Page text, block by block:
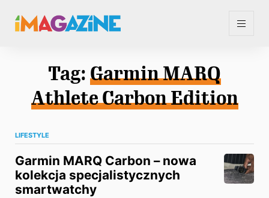
Tag: Garmin MARQ
Athlete Carbon Edition
LIFESTYLE
Garmin MARQ Carbon – nowa
kolekcja specjalistycznych
smartwatchy